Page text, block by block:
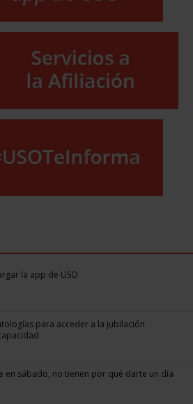
la app de USO
para acceder a la jubilación
en sábado, no tienen por qué darte un día